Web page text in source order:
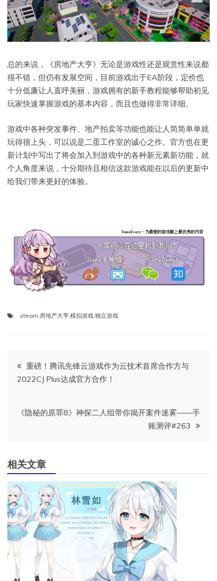
总的来说，《房地产大亨》无论是游戏性还是观赏性来说都
很不错，但仍有发展空间，目前游戏出于EA阶段，定价也
十分低廉让人直呼美丽，游戏拥有的新手教程能够帮助初见
玩家快速掌握游戏的基本内容，而且也做得非常详细。
游戏中各种突发事件、地产拍卖等功能也能让人简简单单就
玩得很上头，可以说是二蛋工作室的诚心之作。官方也在更
新计划中写出了将会加入到游戏中的各种新元素新功能，就
个人角度来说，十分期待且相信这款游戏能在以后的更新中
给我们带来更好的体验。
steam 房地产大亨 模拟游戏 独立游戏
文
章
导
重磅！腾讯先锋云游戏作为云技术首席合作方与
2022CJ Plus达成官方合作！
《隐秘的原罪8》神探二人组带你揭开案件迷雾——手
账测评#263
相关文章